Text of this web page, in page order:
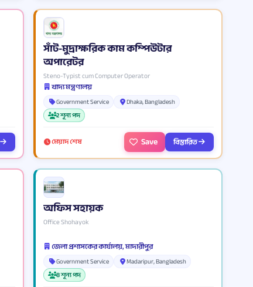
সাঁট-মুদ্রাক্ষরিক কাম কম্পিউটার
অপারেটর
Steno-Typist cum Computer Operator
খাদ্য মন্ত্রণালয়
Government Service
Dhaka, Bangladesh
2 শূন্য পদ
মেয়াদ শেষ Save বিস্তারিত
অফিস সহায়ক
Office Shohayok
জেলা প্রশাসকের কার্যালয়, মাদারীপুর
Government Service
Madaripur, Bangladesh
8 শূন্য পদ